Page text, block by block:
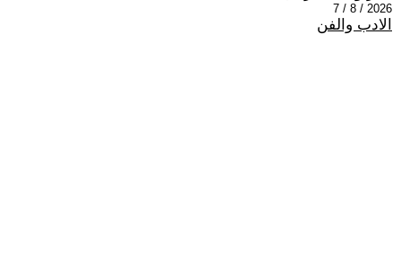
2026 / 8 / 7
الادب والفن